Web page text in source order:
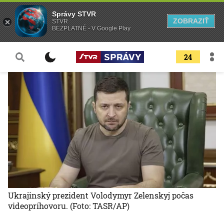
24
Ukrajinský prezident Volodymyr Zelenskyj počas
videopríhovoru. (Foto: TASR/AP)
Správy STVR
STVR
BEZPLATNÉ - V Google Play
ZOBRAZIŤ